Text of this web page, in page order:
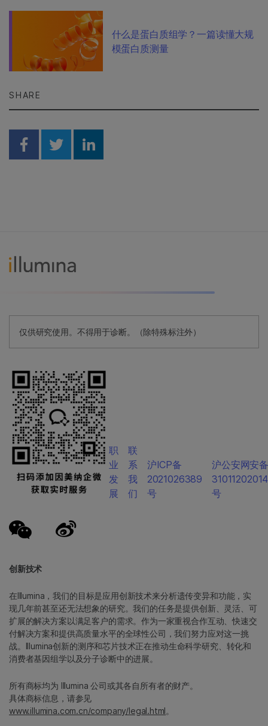
什么是蛋白质组学？一篇读懂大规
模蛋白质测量
SHARE
Share on Facebook
Share on Twitter
Share on Linkedin
仅供研究使用。不得用于诊断。（除特殊标注外）
创新技术
在Illumina，我们的目标是应用创新技术来分析遗传变异和功能，实
现几年前甚至还无法想象的研究。我们的任务是提供创新、灵活、可
扩展的解决方案以满足客户的需求。作为一家重视合作互动、快速交
付解决方案和提供高质量水平的全球性公司，我们努力应对这一挑
战。Illumina创新的测序和芯片技术正在推动生命科学研究、转化和
消费者基因组学以及分子诊断中的进展。
所有商标均为 Illumina 公司或其各自所有者的财产。
具体商标信息，请参见
www.illumina.com.cn/company/legal.html。
职
业
发
展
联
系
我
们
沪ICP备
2021026389
号
沪公安网安
号